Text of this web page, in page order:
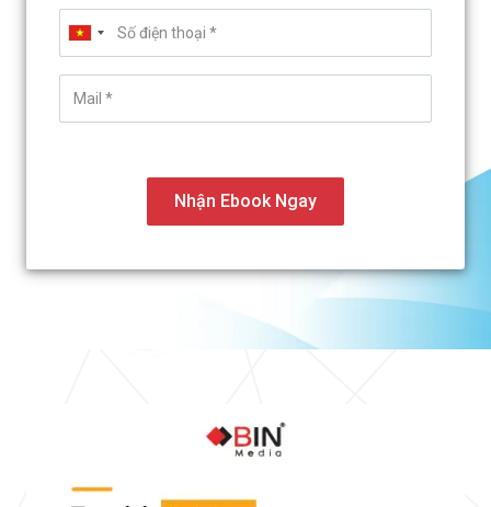
Nhận Ebook Ngay